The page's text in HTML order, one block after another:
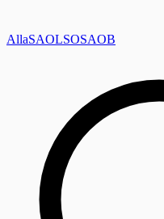
AllaSAOLSOSAOB